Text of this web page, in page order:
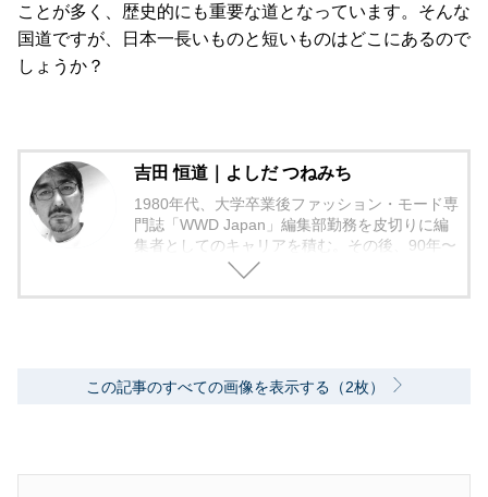
ことが多く、歴史的にも重要な道となっています。そんな
国道ですが、日本一長いものと短いものはどこにあるので
しょうか？
吉田 恒道｜よしだ つねみち
1980年代、大学卒業後ファッション・モード専
門誌「WWD Japan」編集部勤務を皮切りに編
集者としてのキャリアを積む。その後、90年〜
2000年代、中堅出版社ダイヤモンド社の自動車
この記事のすべての画像を表示する（2枚）